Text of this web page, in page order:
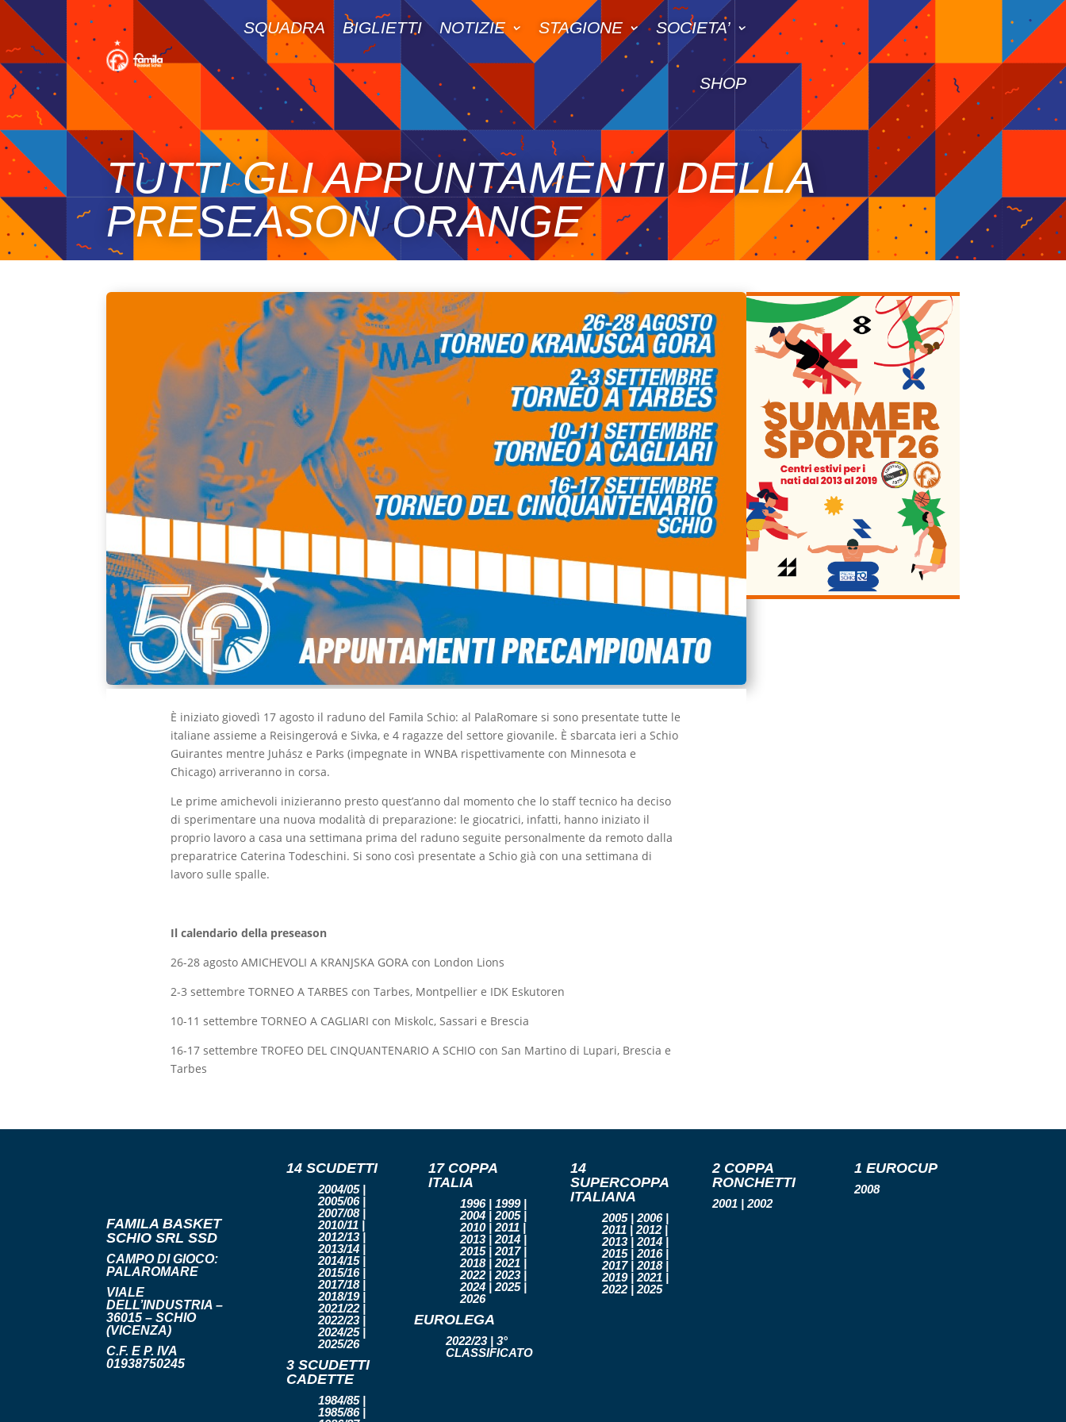
SQUADRA BIGLIETTI NOTIZIE STAGIONE SOCIETA’
SHOP
TUTTI GLI APPUNTAMENTI DELLA
PRESEASON ORANGE
È iniziato giovedì 17 agosto il raduno del Famila Schio: al PalaRomare si sono presentate tutte le
italiane assieme a Reisingerová e Sivka, e 4 ragazze del settore giovanile. È sbarcata ieri a Schio
Guirantes mentre Juhász e Parks (impegnate in WNBA rispettivamente con Minnesota e
Chicago) arriveranno in corsa.
Le prime amichevoli inizieranno presto quest’anno dal momento che lo staff tecnico ha deciso
di sperimentare una nuova modalità di preparazione: le giocatrici, infatti, hanno iniziato il
proprio lavoro a casa una settimana prima del raduno seguite personalmente da remoto dalla
preparatrice Caterina Todeschini. Si sono così presentate a Schio già con una settimana di
lavoro sulle spalle.
Il calendario della preseason
26-28 agosto AMICHEVOLI A KRANJSKA GORA con London Lions
2-3 settembre TORNEO A TARBES con Tarbes, Montpellier e IDK Eskutoren
10-11 settembre TORNEO A CAGLIARI con Miskolc, Sassari e Brescia
16-17 settembre TROFEO DEL CINQUANTENARIO A SCHIO con San Martino di Lupari, Brescia e
Tarbes
FAMILA BASKET
SCHIO SRL SSD
CAMPO DI GIOCO:
PALAROMARE
VIALE
DELL’INDUSTRIA –
36015 – SCHIO
(VICENZA)
C.F. E P. IVA
01938750245
14 SCUDETTI
2004/05 |
2005/06 |
2007/08 |
2010/11 |
2012/13 |
2013/14 |
2014/15 |
2015/16 |
2017/18 |
2018/19 |
2021/22 |
2022/23 |
2024/25 |
2025/26
3 SCUDETTI
CADETTE
1984/85 |
1985/86 |
17 COPPA
ITALIA
1996 | 1999 |
2004 | 2005 |
2010 | 2011 |
2013 | 2014 |
2015 | 2017 |
2018 | 2021 |
2022 | 2023 |
2024 | 2025 |
2026
EUROLEGA
2022/23 | 3°
CLASSIFICATO
14
SUPERCOPPA
ITALIANA
2005 | 2006 |
2011 | 2012 |
2013 | 2014 |
2015 | 2016 |
2017 | 2018 |
2019 | 2021 |
2022 | 2025
2 COPPA
RONCHETTI
2001 | 2002
1 EUROCUP
2008